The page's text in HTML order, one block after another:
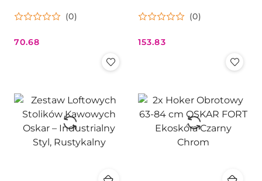
Narożny
(0)
Cena:
70.68
Marmur
(0)
Cena:
153.83